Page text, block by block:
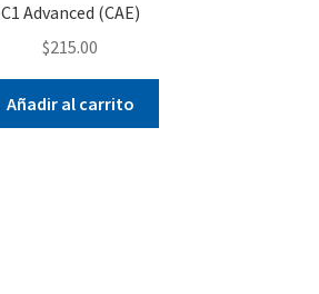
C1 Advanced (CAE)
$215.00
Añadir al carrito